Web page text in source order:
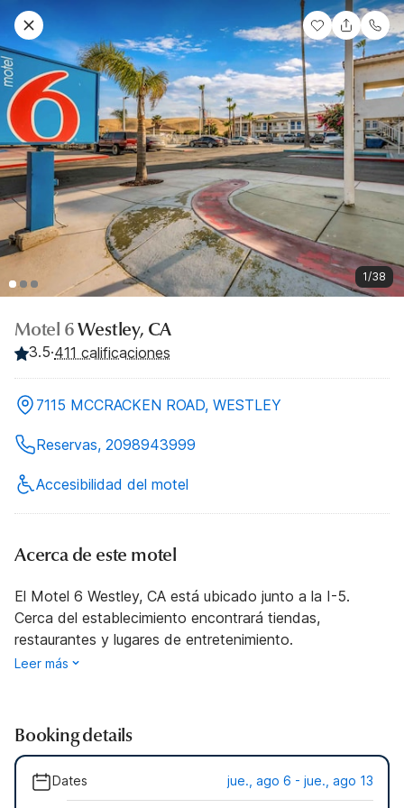
1/38
Motel 6Westley, CA
3.5·411 calificaciones
7115 MCCRACKEN ROAD, WESTLEY
Reservas, 2098943999
Accesibilidad del motel
Acerca de este motel
El Motel 6 Westley, CA está ubicado junto a la I-5.
Cerca del establecimiento encontrará tiendas,
restaurantes y lugares de entretenimiento.
Leer más
Booking details
Dates jue., ago 6 - jue., ago 13